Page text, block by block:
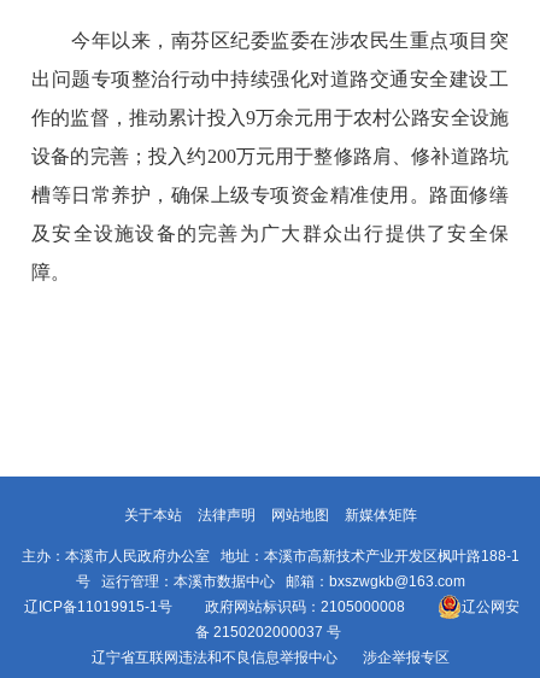
今年以来，南芬区纪委监委在涉农民生重点项目突
出问题专项整治行动中持续强化对道路交通安全建设工
作的监督，推动累计投入9万余元用于农村公路安全设施
设备的完善；投入约200万元用于整修路肩、修补道路坑
槽等日常养护，确保上级专项资金精准使用。路面修缮
及安全设施设备的完善为广大群众出行提供了安全保
障。
关于本站 法律声明 网站地图 新媒体矩阵
主办：本溪市人民政府办公室 地址：本溪市高新技术产业开发区枫叶路188-1
号 运行管理：本溪市数据中心 邮箱：bxszwgkb@163.com
辽ICP备11019915-1号 政府网站标识码：2105000008
辽公网安
备 2150202000037 号
辽宁省互联网违法和不良信息举报中心
涉企举报专区